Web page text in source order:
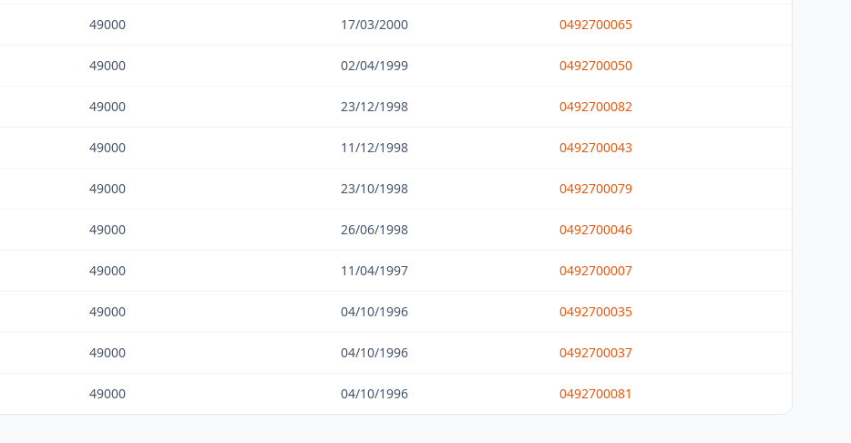
49000 17/03/2000 0492700065
49000 02/04/1999 0492700050
49000 23/12/1998 0492700082
49000 11/12/1998 0492700043
49000 23/10/1998 0492700079
49000 26/06/1998 0492700046
49000 11/04/1997 0492700007
49000 04/10/1996 0492700035
49000 04/10/1996 0492700037
49000 04/10/1996 0492700081